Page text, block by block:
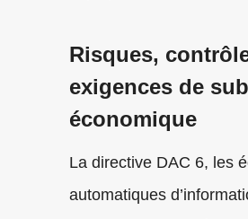
Risques,
exigences de
économique
La directive DAC 6, les
automatiques